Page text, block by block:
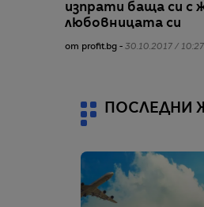
изпрати баща си с
любовницата си
от profit.bg - 30.10.2017 / 10:27
ПОСЛЕДНИ